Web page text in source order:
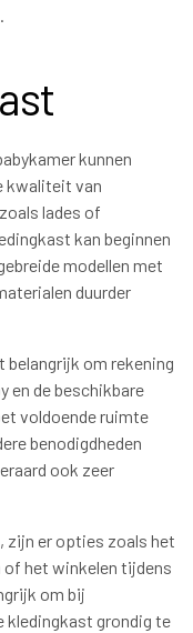
kunnen
kwaliteit van
lades of
kan beginnen
modellen met
duurder
belangrijk om rekening
en de beschikbare
voldoende ruimte
benodigdheden
ook zeer
zijn er opties zoals het
het winkelen tijdens
om bij
kledingkast grondig te